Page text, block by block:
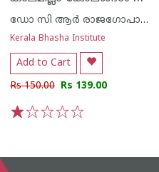
ഡോ സി ആര്‍ രാജഗോപാലന്‍
Kerala Bhasha Institute
Add to Cart
Rs 150.00 Rs 139.00